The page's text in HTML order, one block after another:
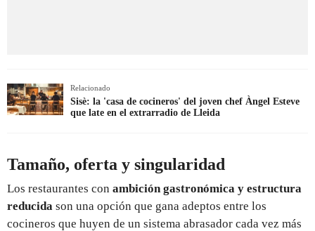
Relacionado
Sisè: la 'casa de cocineros' del joven chef Àngel Esteve
que late en el extrarradio de Lleida
Tamaño, oferta y singularidad
Los restaurantes con ambición gastronómica y estructura
reducida son una opción que gana adeptos entre los
cocineros que huyen de un sistema abrasador cada vez más